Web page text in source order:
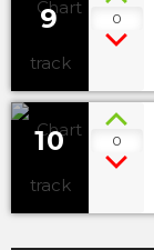
9 0
10 0